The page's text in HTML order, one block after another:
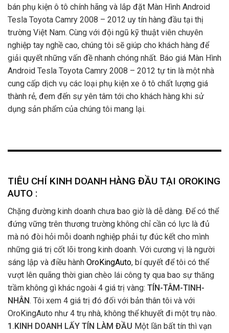
bán phụ kiện ô tô chính hãng và lắp đặt Màn Hình Android
Tesla Toyota Camry 2008 – 2012 uy tín hàng đầu tại thị
trường Việt Nam. Cùng với đội ngũ kỹ thuật viên chuyên
nghiệp tay nghề cao, chúng tôi sẽ giúp cho khách hàng để
giải quyết những vấn đề nhanh chóng nhất. Báo giá Màn Hình
Android Tesla Toyota Camry 2008 – 2012 tự tin là một nhà
cung cấp dịch vụ các loại phụ kiện xe ô tô chất lượng giá
thành rẻ, đem đến sự yên tâm tới cho khách hàng khi sử
dụng sản phẩm của chúng tôi mang lại.
TIÊU CHÍ KINH DOANH HÀNG ĐẦU TẠI OROKING
AUTO :
Chặng đường kinh doanh chưa bao giờ là dễ dàng. Để có thể
đứng vững trên thương trường không chỉ cần có lực là đủ
mà nó đòi hỏi mỗi doanh nghiệp phải tự đúc kết cho mình
những giá trị cốt lõi trong kinh doanh. Với cương vị là người
sáng lập và điều hành OroKingAuto, bí quyết để tôi có thể
vượt lên quãng thời gian chèo lái công ty qua bao sự thăng
trầm không gì khác ngoài 4 giá trị vàng: TÍN-TÂM-TINH-
NHÂN. Tôi xem 4 giá trị đó đối với bản thân tôi và với
OroKingAuto như 4 trụ nhà, không thể khuyết đi một trụ nào.
1.KINH DOANH LẤY TÍN LÀM ĐẦU Một lần bất tín thì vạn